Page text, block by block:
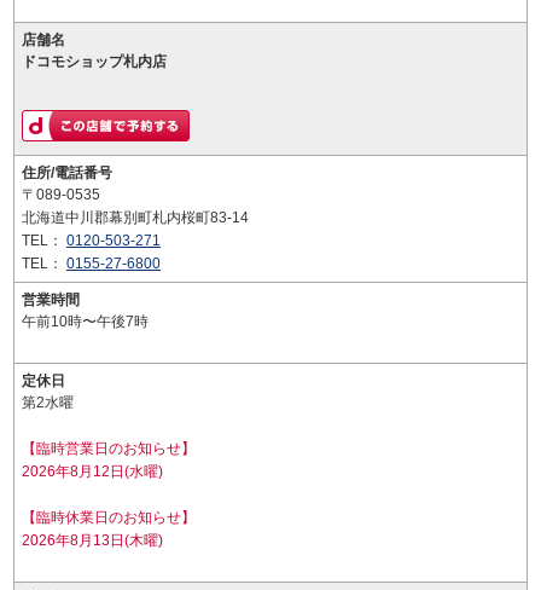
店舗名
ドコモショップ札内店
住所/電話番号
〒089-0535
北海道中川郡幕別町札内桜町83-14
TEL： 0120-503-271
TEL： 0155-27-6800
営業時間
午前10時〜午後7時
定休日
第2水曜
【臨時営業日のお知らせ】
2026年8月12日(水曜)
【臨時休業日のお知らせ】
2026年8月13日(木曜)